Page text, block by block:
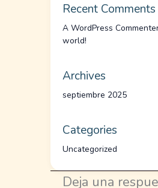
Recent Comments
A WordPress
world!
Archives
septiembre 2025
Categories
Uncategorized
Deja una